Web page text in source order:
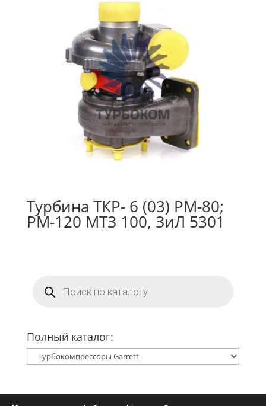
Турбина ТКР- 6 (03) РМ-80;
РМ-120 МТЗ 100, ЗиЛ 5301
товаров
Полный каталог: